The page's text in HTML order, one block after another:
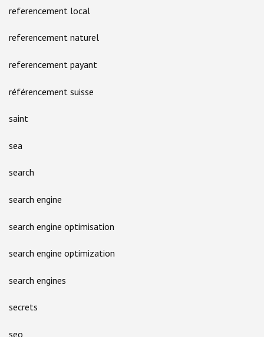
referencement local
referencement naturel
referencement payant
référencement suisse
saint
sea
search
search engine
search engine optimisation
search engine optimization
search engines
secrets
seo